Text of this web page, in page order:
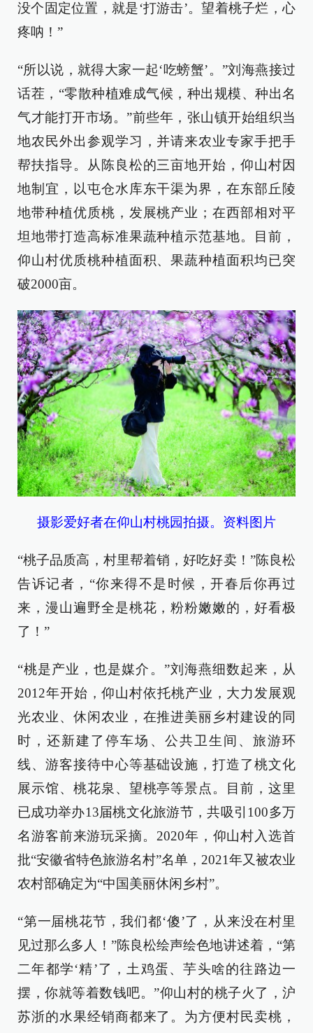
没个固定位置，就是‘打游击’。望着桃子烂，心
疼呐！”
“所以说，就得大家一起‘吃螃蟹’。”刘海燕接过
话茬，“零散种植难成气候，种出规模、种出名
气才能打开市场。”前些年，张山镇开始组织当
地农民外出参观学习，并请来农业专家手把手
帮扶指导。从陈良松的三亩地开始，仰山村因
地制宜，以屯仓水库东干渠为界，在东部丘陵
地带种植优质桃，发展桃产业；在西部相对平
坦地带打造高标准果蔬种植示范基地。目前，
仰山村优质桃种植面积、果蔬种植面积均已突
破2000亩。
摄影爱好者在仰山村桃园拍摄。资料图片
“桃子品质高，村里帮着销，好吃好卖！”陈良松
告诉记者，“你来得不是时候，开春后你再过
来，漫山遍野全是桃花，粉粉嫩嫩的，好看极
了！”
“桃是产业，也是媒介。”刘海燕细数起来，从
2012年开始，仰山村依托桃产业，大力发展观
光农业、休闲农业，在推进美丽乡村建设的同
时，还新建了停车场、公共卫生间、旅游环
线、游客接待中心等基础设施，打造了桃文化
展示馆、桃花泉、望桃亭等景点。目前，这里
已成功举办13届桃文化旅游节，共吸引100多万
名游客前来游玩采摘。2020年，仰山村入选首
批“安徽省特色旅游名村”名单，2021年又被农业
农村部确定为“中国美丽休闲乡村”。
“第一届桃花节，我们都‘傻’了，从来没在村里
见过那么多人！”陈良松绘声绘色地讲述着，“第
二年都学‘精’了，土鸡蛋、芋头啥的往路边一
摆，你就等着数钱吧。”仰山村的桃子火了，沪
苏浙的水果经销商都来了。为方便村民卖桃，